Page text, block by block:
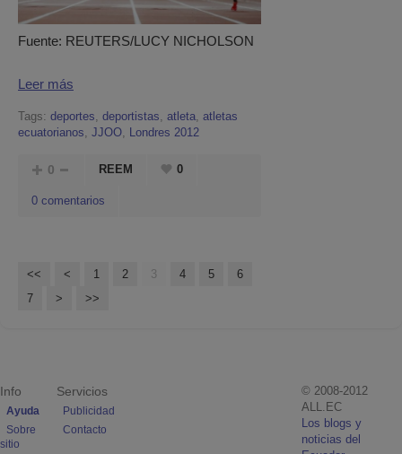
Fuente: REUTERS/LUCY NICHOLSON
Leer más
Tags: deportes deportistas atleta atletas
ecuatorianos JJOO Londres 2012
0 REEM 0
0 comentarios
<< < 1 2 3 4 5
6
7
> >>
Info
Ayuda
Sobre
sitio
Servicios
Publicidad
Contacto
© 2008-2012
ALL.EC
Los blogs y
noticias del